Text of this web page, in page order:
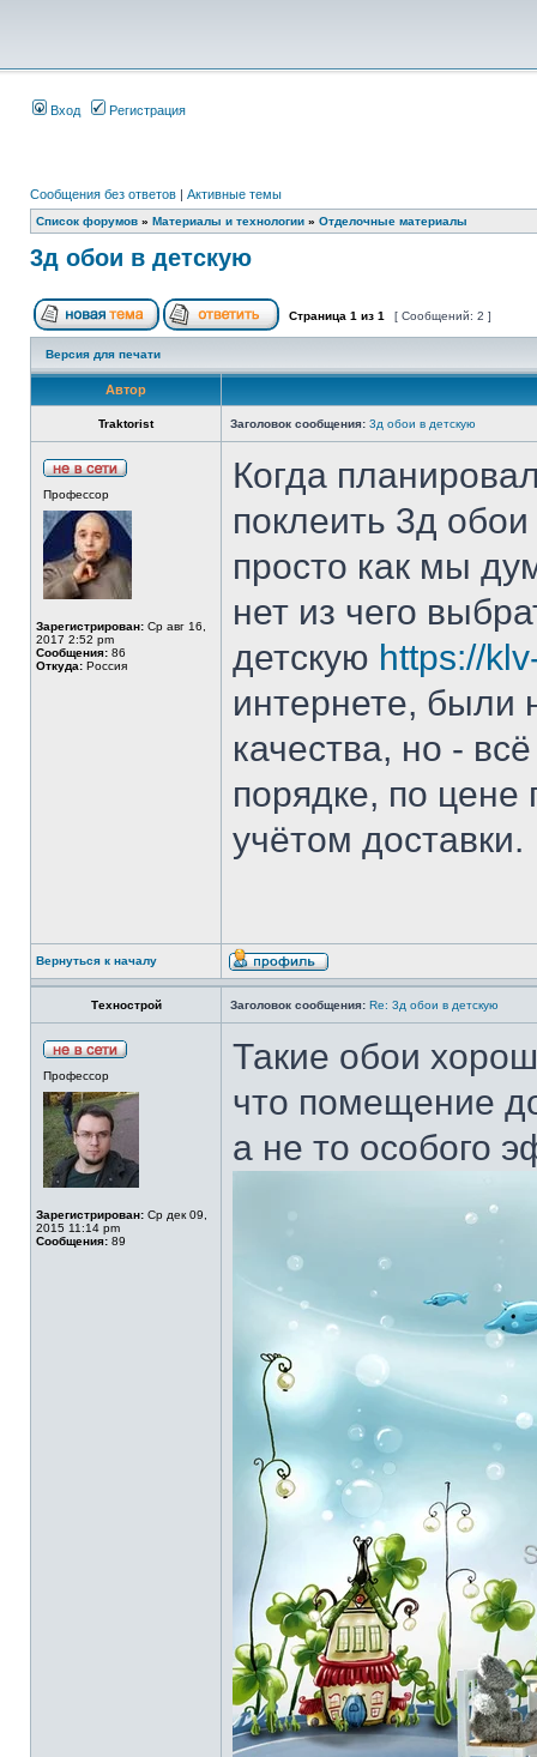
Вход Регистрация
Сообщения без ответов | Активные темы
Список форумов » Материалы и технологии » Отделочные материалы
3д обои в детскую
Страница 1 из 1 [ Сообщений: 2 ]
Версия для печати
Автор
Traktorist Заголовок сообщения: 3д обои в детскую
Профессор
Зарегистрирован: Ср авг 16,
2017 2:52 pm
Сообщения: 86
Откуда: Россия
Когда
поклеить 3д
просто как мы
нет из чего
детскую https://
интернете, были
качества, но -
порядке, по
учётом доставки.
Вернуться к началу
Технострой Заголовок сообщения: Re: 3д обои в детскую
Профессор
Зарегистрирован: Ср дек 09,
2015 11:14 pm
Сообщения: 89
Такие обои
что помещение
а не то особого